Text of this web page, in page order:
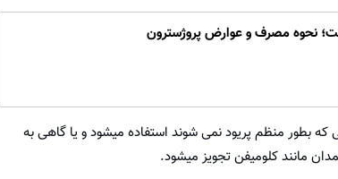
نحوه مصرف و عوارض پروژسترون
که بطور منظم پریود نمی شوند استفاده میشود و یا گاهی به
مانند کلومیفن تجویز میشود.